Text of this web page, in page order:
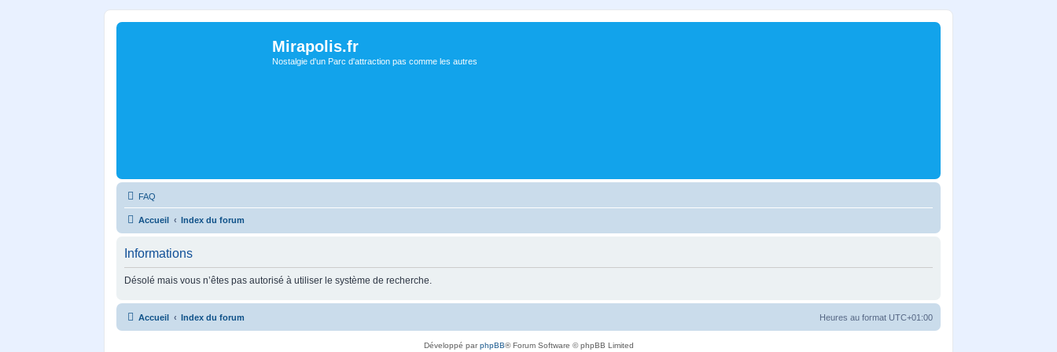
Mirapolis.fr
Nostalgie d'un Parc d'attraction pas comme les autres
FAQ
Accueil Index du forum
Informations
Désolé mais vous n’êtes pas autorisé à utiliser le système de recherche.
Accueil Index du forum Heures au format UTC+01:00
Développé parphpBB® Forum Software © phpBB Limited